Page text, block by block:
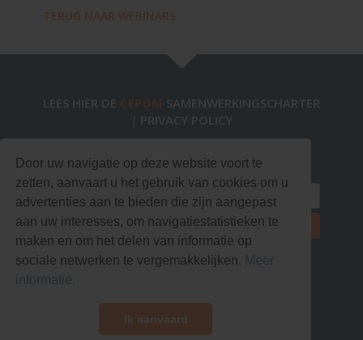
Door uw navigatie op deze website voort te
zetten, aanvaart u het gebruik van cookies om u
advertenties aan te bieden die zijn aangepast
aan uw interesses, om navigatiestatistieken te
maken en om het delen van informatie op
sociale netwerken te vergemakkelijken. Meer
informatie.
Ik aanvaard
TERUG NAAR WEBINARS
LEES HIER DE CEPOM SAMENWERKINGSCHARTER
| PRIVACY POLICY
Blijf op de hoogte via onze nieuwsbrief!